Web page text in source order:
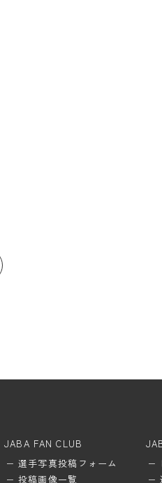
JABA FAN CLUB
選手写真投稿フォーム
投稿画像一覧